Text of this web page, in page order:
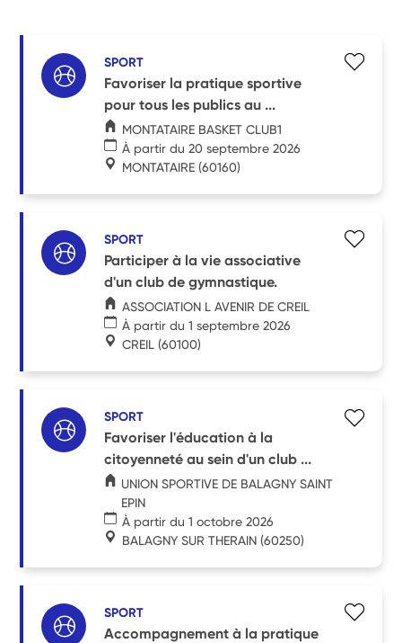
SPORT
Favoriser la pratique sportive
pour tous les publics au ...
MONTATAIRE BASKET CLUB1
À partir du 20 septembre 2026
MONTATAIRE (60160)
SPORT
Participer à la vie associative
d'un club de gymnastique.
ASSOCIATION L AVENIR DE CREIL
À partir du 1 septembre 2026
CREIL (60100)
SPORT
Favoriser l'éducation à la
citoyenneté au sein d'un club ...
UNION SPORTIVE DE BALAGNY SAINT
EPIN
À partir du 1 octobre 2026
BALAGNY SUR THERAIN (60250)
SPORT
Accompagnement à la pratique